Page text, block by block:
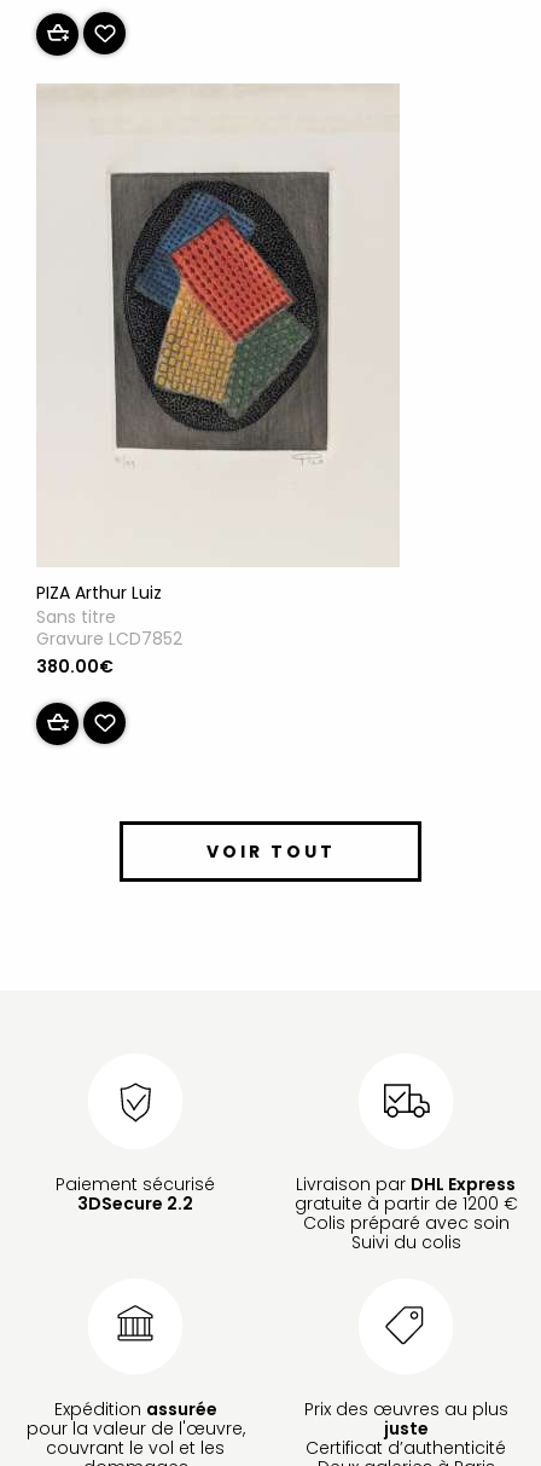
PIZA Arthur Luiz
Sans titre
Gravure LCD7852
380.00€
VOIR TOUT
Paiement sécurisé
3DSecure 2.2
Livraison par DHL Express
gratuite à partir de 1200 €
Colis préparé avec soin
Suivi du colis
Expédition assurée
pour la valeur de l'œuvre,
couvrant le vol et les
Prix des œuvres au plus
juste
Certificat d’authenticité